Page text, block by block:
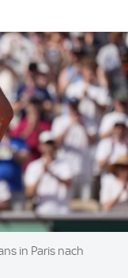
in Paris nach